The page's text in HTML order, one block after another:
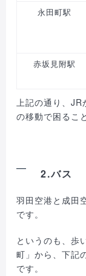
永田町駅
赤坂見附駅
上記の通り、
の移動で困るこ
2.バス
羽田空港と成田
です。
というのも、歩
町」から、下記
です。